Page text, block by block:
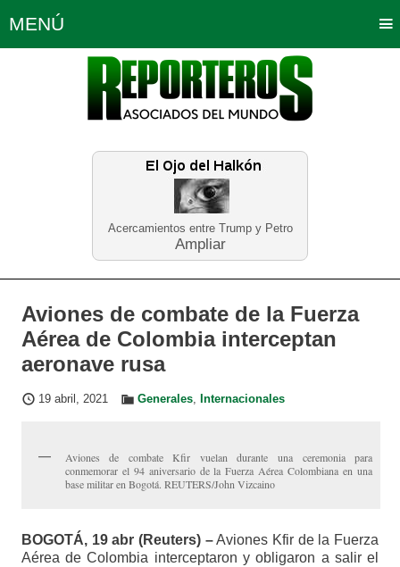
Acercamientos entre Trump y Petro
Ampliar
MENÚ
Política Opinión Bogotá
Planeta Tierra Deportes
Educación Neira
Aviones de combate de la Fuerza
Aérea de Colombia interceptan
aeronave rusa
19 abril, 2021 Generales, Internacionales
Aviones de combate Kfir vuelan durante una ceremonia para
conmemorar el 94 aniversario de la Fuerza Aérea Colombiana en una
base militar en Bogotá. REUTERS/John Vizcaino
BOGOTÁ, 19 abr (Reuters) –Aviones Kfir de la Fuerza
Aérea de Colombia interceptaron y obligaron a salir el